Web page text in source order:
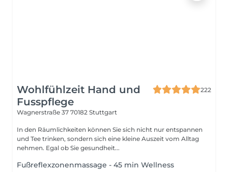
Wohlfühlzeit Hand und
Fusspflege
222
Wagnerstraße 37 70182 Stuttgart
In den Räumlichkeiten können Sie sich nicht nur entspannen
und Tee trinken, sondern sich eine kleine Auszeit vom Alltag
nehmen. Egal ob Sie gesundheit...
Fußreflexzonenmassage - 45 min Wellness